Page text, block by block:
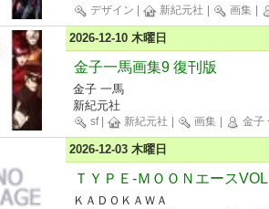
デザイン 新紀元社 画集
2026-12-10 木曜日
金子一馬画集9 復刊版
金子 一馬
新紀元社
sf 新紀元社 画集 金子
2026-12-03 木曜日
ＴＹＰＥ-ＭＯＯＮエース
ＫＡＤＯＫＡＷＡ